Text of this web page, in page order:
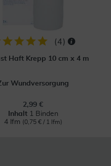
(4)
Haft Krepp 10 cm x 4 m
Wundversorgung
2,99 €
Inhalt 1 Binden
4 lfm (0,75 € / 1 lfm)